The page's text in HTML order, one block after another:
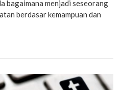
bagaimana menjadi seseorang
berdasar kemampuan dan